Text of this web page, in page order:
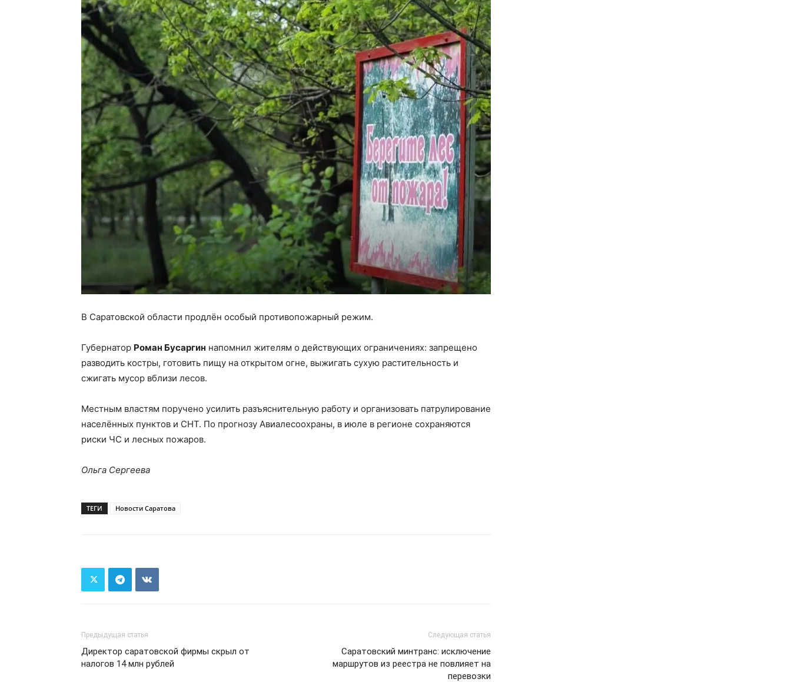
В Саратовской области продлён особый противопожарный режим.
Губернатор Роман Бусаргин напомнил жителям о действующих ограничениях: запрещено
разводить костры, готовить пищу на открытом огне, выжигать сухую растительность и
сжигать мусор вблизи лесов.
Местным властям поручено усилить разъяснительную работу и организовать патрулирование
населённых пунктов и СНТ. По прогнозу Авиалесоохраны, в июле в регионе сохраняются
риски ЧС и лесных пожаров.
Ольга Сергеева
ТЕГИ Новости Саратова
Предыдущая статья
Директор саратовской фирмы скрыл от
налогов 14 млн рублей
Следующая статья
Саратовский минтранс: исключение
маршрутов из реестра не повлияет на
перевозки